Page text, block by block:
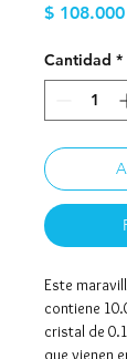
$ 108.000
Cantidad *
Este
contiene
cristal de
que vienen